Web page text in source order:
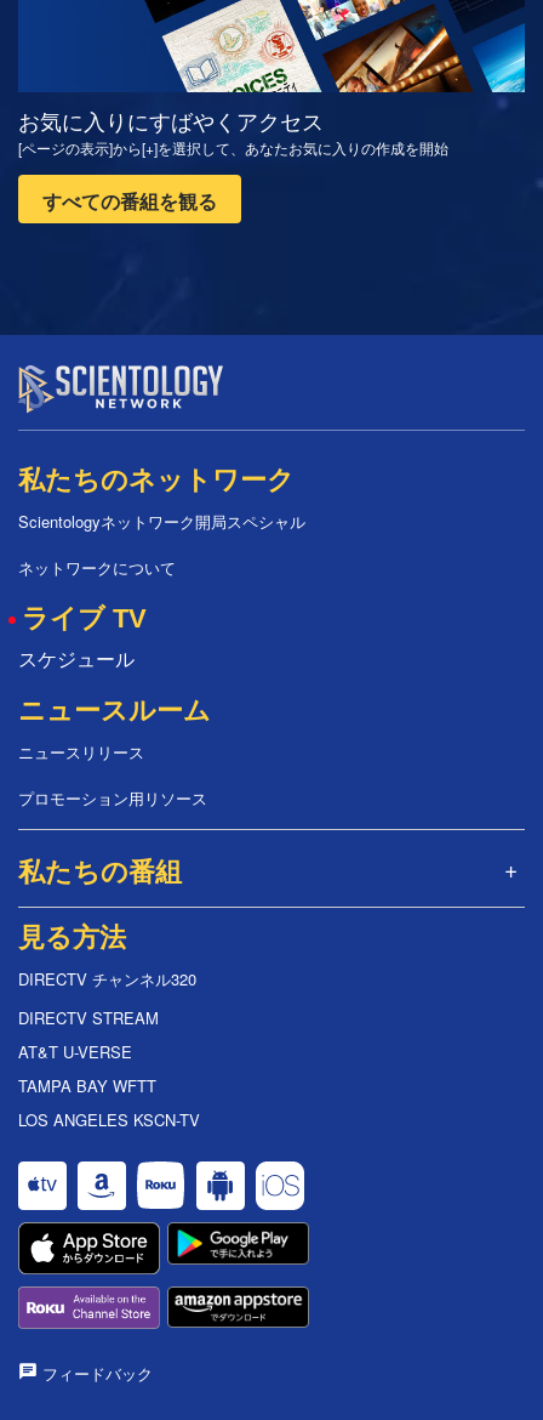
お気に入りにすばやくアクセス
[ページの表示]から[+]を選択して、あなたお気に入りの作成を開始
すべての番組を観る
私たちのネットワーク
Scientologyネットワーク開局スペシャル
ネットワークについて
ライブ TV
スケジュール
ニュースルーム
ニュースリリース
プロモーション用リソース
私たちの番組
見る方法
DIRECTV チャンネル320
DIRECTV STREAM
AT&T U-VERSE
TAMPA BAY WFTT
LOS ANGELES KSCN-TV
フィードバック